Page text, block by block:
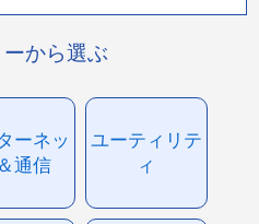
から選ぶ
ーネッ
通信
ユーティリテ
ィ